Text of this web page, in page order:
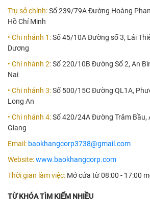
Trụ sở chính:Số 239/79A Đường Hoàng
Hồ Chí Minh
• Chi nhánh 1:Số 45/10A Đường số 3, Lái
Dương
• Chi nhánh 2:Số 220/10B Đường Số 2, An
Nai
• Chi nhánh 3:Số 500/15C Đường QL1A,
Long An
• Chi nhánh 4:Số 420/24A Đường Trâm Bầu,
Giang
Email: baokhangcorp3738@gmail.com
Website:www.baokhangcorp.com
Thời gian làm việc: Mở cửa từ 08:00 - 17:00
TỪ KHÓA TÌM KIẾM NHIỀU